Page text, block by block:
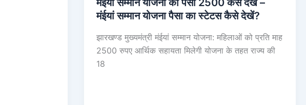
मंईयां सम्मान योजना का पैसा 2500 कैसे देखें –
मंईयां सम्मान योजना पैसा का स्टेटस कैसे देखें?
झारखण्ड मुख्यमंत्री मंईयां सम्मान योजना: महिलाओं को प्रति माह
2500 रुपए आर्थिक सहायता मिलेगी योजना के तहत राज्य की
18